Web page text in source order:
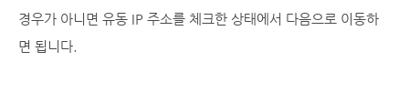
경우가 아니면 유동 IP 주소를 체크한 상태에서 다음으로 이동하
면 됩니다.